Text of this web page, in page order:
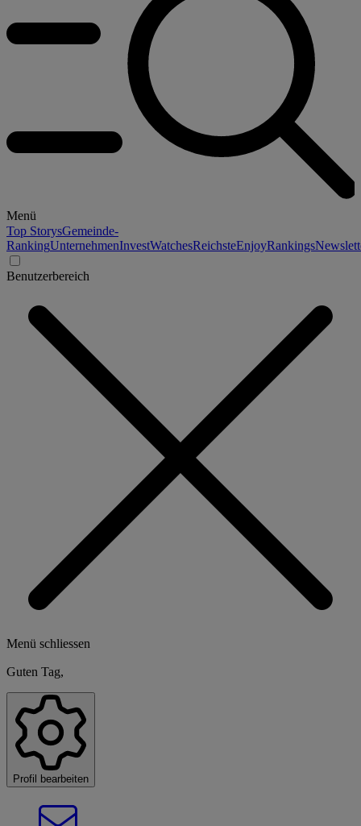
Menü
Top StorysGemeinde-
RankingUnternehmenInvestWatchesReichsteEnjoyRankings
Benutzerbereich
Menü schliessen
Guten Tag,
Profil bearbeiten